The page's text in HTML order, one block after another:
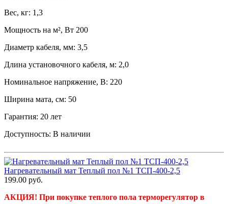
Вес, кг: 1,3
Мощность на м², Вт 200
Диаметр кабеля, мм: 3,5
Длина установочного кабеля, м: 2,0
Номинальное напряжение, В: 220
Ширина мата, см: 50
Гарантия: 20 лет
Доступность: В наличии
Нагревательный мат Теплый пол №1 ТСП-400-2,5
199.00 руб.
АКЦИЯ! При покупке теплого пола терморегулятор в